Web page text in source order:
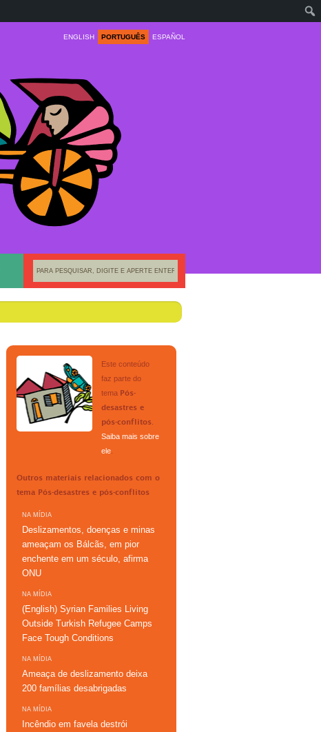
ENGLISH PORTUGUÊS ESPAÑOL
Este conteúdo
faz parte do
tema Pós-
desastres e
pós-conflitos
Saiba mais sobre
ele
Outros materiais relacionados com o
tema Pós-desastres e pós-conflitos
NA MÍDIA
Deslizamentos, doenças e minas
ameaçam os Bálcãs, em pior
enchente em um século, afirma
ONU
NA MÍDIA
(English) Syrian Families Living
Outside Turkish Refugee Camps
Face Tough Conditions
NA MÍDIA
Ameaça de deslizamento deixa
200 famílias desabrigadas
NA MÍDIA
Incêndio em favela destrói